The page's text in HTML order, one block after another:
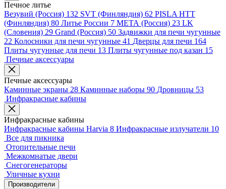
Печное литье
Везувий (Россия) 132 SVT (Финляндия) 62 PISLA HTT
(Финляндия) 80 Литье России 7 МЕТА (Россия) 23 LK
(Словения) 29 Grand (Россия) 50 Задвижки для печи чугунные
22 Колосники для печи чугунные 41 Дверцы для печи 164
Плиты чугунные для печи 13 Плиты чугунные под казан 15
Печные аксессуары
Печные аксессуары
Каминные экраны 28 Каминные наборы 90 Дровницы 53
Инфракрасные кабины
Инфракрасные кабины
Инфракрасные кабины Harvia 8 Инфракрасные излучатели 10
Все для пикника
Отопительные печи
Межкомнатые двери
Снегогенераторы
Уличные кухни
Производители